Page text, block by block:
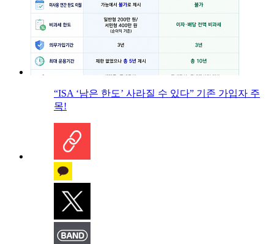
“ISA ‘남은 한도’ 사라질 수 있다” 기존 가입자 주
목!